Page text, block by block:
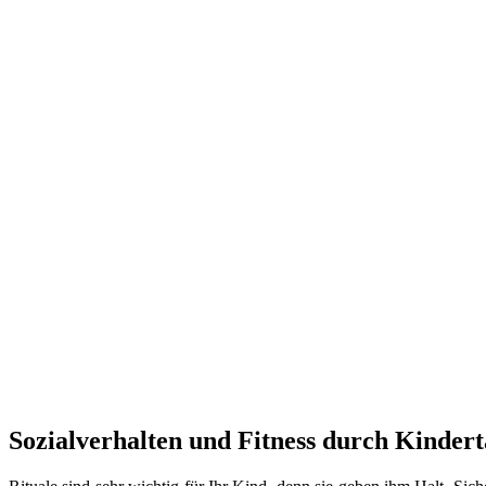
Sozialverhalten und Fitness durch